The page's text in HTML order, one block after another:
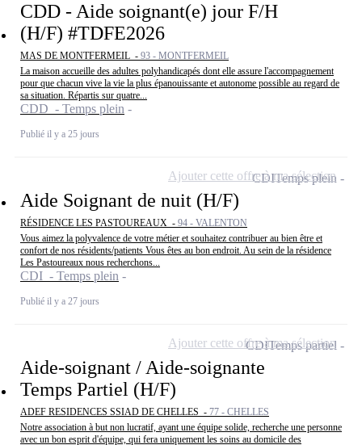
CDD - Aide soignant(e) jour F/H
(H/F) #TDFE2026
MAS DE MONTFERMEIL - 93 - MONTFERMEIL
La maison accueille des adultes polyhandicapés dont elle assure l'accompagnement
pour que chacun vive la vie la plus épanouissante et autonome possible au regard de
sa situation. Répartis sur quatre...
CDD - Temps plein
Publié il y a 25 jours
Aide Soignant de nuit (H/F)
RÉSIDENCE LES PASTOUREAUX - 94 - VALENTON
Vous aimez la polyvalence de votre métier et souhaitez contribuer au bien être et
confort de nos résidents/patients Vous êtes au bon endroit. Au sein de la résidence
Les Pastoureaux nous recherchons...
CDI - Temps plein
Publié il y a 27 jours
CDITemps plein
Ajouter cette offre à ma sélection
Aide-soignant / Aide-soignante
Temps Partiel (H/F)
ADEF RESIDENCES SSIAD DE CHELLES - 77 - CHELLES
Notre association à but non lucratif, ayant une équipe solide, recherche une personne
avec un bon esprit d'équipe, qui fera uniquement les soins au domicile des
CDITemps partiel
Ajouter cette offre à ma sélection